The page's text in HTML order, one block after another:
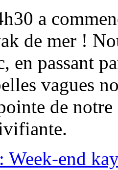
a
de mer !
en passant
vagues
de
Week-end